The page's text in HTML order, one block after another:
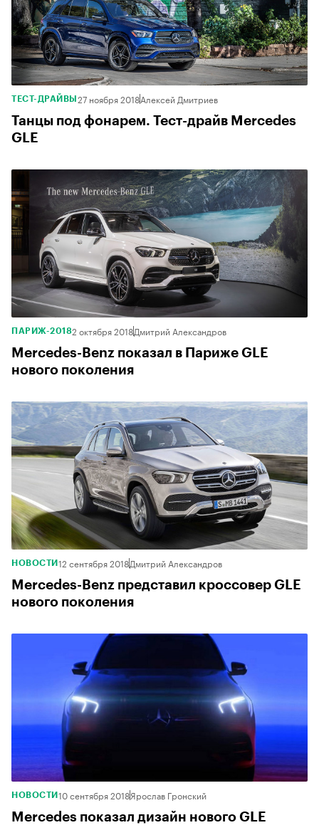
ТЕСТ-ДРАЙВЫ 27 ноября 2018Алексей Дмитриев
Танцы под фонарем. Тест-драйв Mercedes
GLE
ПАРИЖ-20182 октября 2018Дмитрий Александров
Mercedes-Benz показал в Париже GLE
нового поколения
НОВОСТИ 12 сентября 2018Дмитрий Александров
Mercedes-Benz представил кроссовер GLE
нового поколения
НОВОСТИ 10 сентября 2018Ярослав Гронский
Mercedes показал дизайн нового GLE